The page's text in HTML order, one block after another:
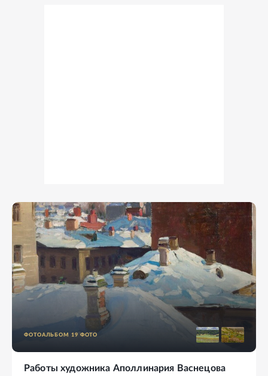
ФОТОАЛЬБОМ 19 ФОТО
Работы художника Аполлинария Васнецова